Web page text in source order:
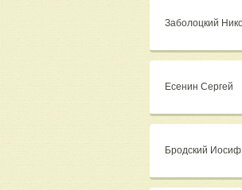
Заболоцкий
Есенин Сергей
Бродский Иосиф